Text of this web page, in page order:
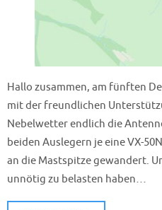
Hallo zusammen, am fünften
mit der freundlichen
Nebelwetter endlich die
beiden Auslegern je eine VX-
an die Mastspitze gewandert.
unnötig zu belasten haben…